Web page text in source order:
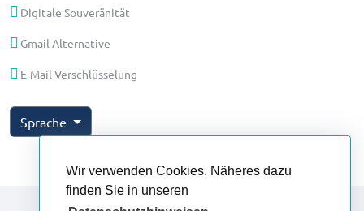
Wir verwenden Cookies. Näheres dazu
finden Sie in unseren
Digitale Souveränität
Gmail Alternative
E-Mail Verschlüsselung
Sprache